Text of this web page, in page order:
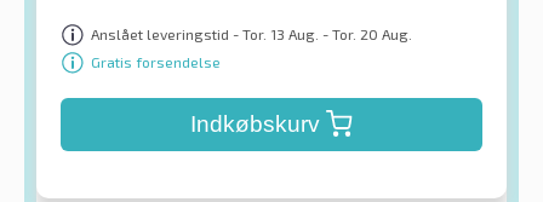
Anslået leveringstid - Tor. 13 Aug. - Tor. 20 Aug.
Gratis forsendelse
Indkøbskurv